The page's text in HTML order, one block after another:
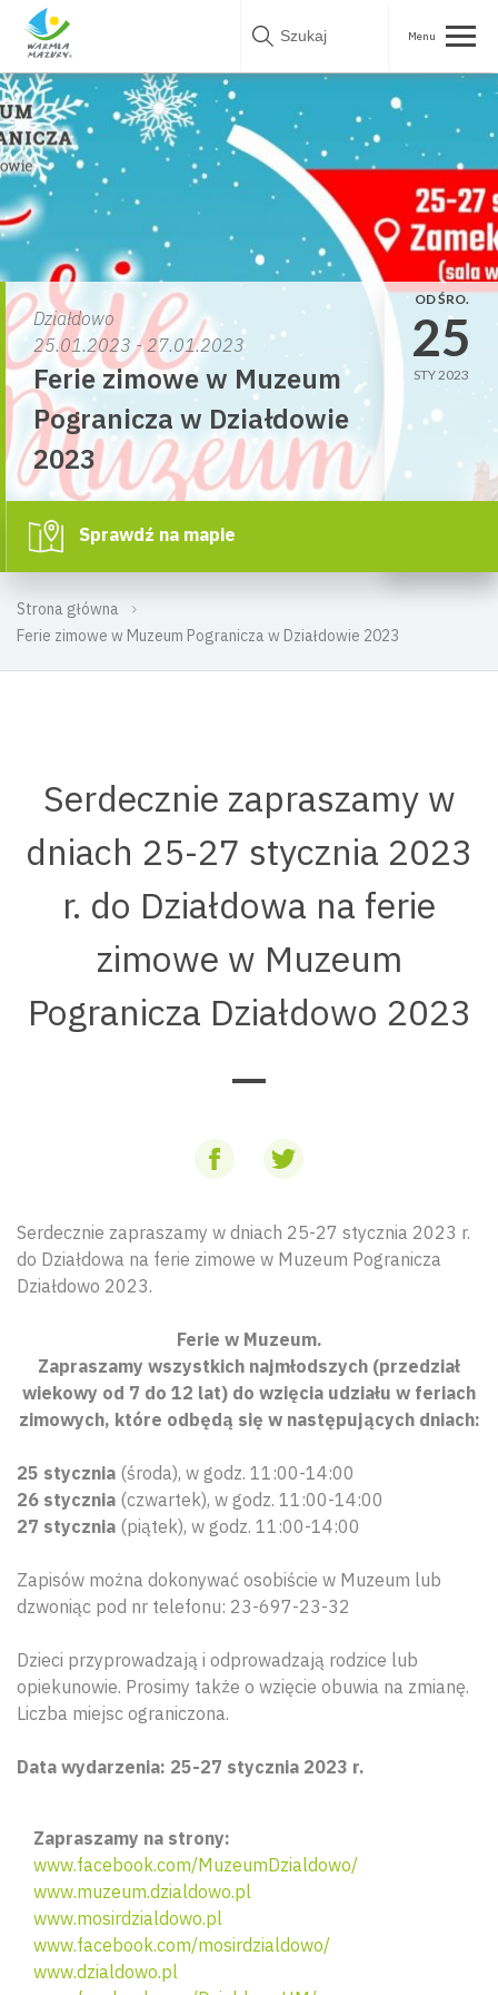
Skip
Strona główna
Ferie zimowe w Muzeum Pogranicza w Działdowie 2023
Działdowo
25.01.2023 - 27.01.2023
Ferie zimowe w Muzeum
Pogranicza w Działdowie
2023
OD ŚRO.
25
STY 2023
Sprawdź na mapie
Serdecznie zapraszamy w
dniach 25-27 stycznia 2023
r. do Działdowa na ferie
zimowe w Muzeum
Pogranicza Działdowo 2023
Serdecznie zapraszamy w dniach 25-27 stycznia 2023 r.
do Działdowa na ferie zimowe w Muzeum Pogranicza
Działdowo 2023.
Ferie w Muzeum.
Zapraszamy wszystkich najmłodszych (przedział
wiekowy od 7 do 12 lat) do wzięcia udziału w feriach
zimowych, które odbędą się w następujących dniach:
25 stycznia (środa), w godz. 11:00-14:00
26 stycznia (czwartek), w godz. 11:00-14:00
27 stycznia (piątek), w godz. 11:00-14:00
Zapisów można dokonywać osobiście w Muzeum lub
dzwoniąc pod nr telefonu: 23-697-23-32
Dzieci przyprowadzają i odprowadzają rodzice lub
opiekunowie. Prosimy także o wzięcie obuwia na zmianę.
Liczba miejsc ograniczona.
Data wydarzenia: 25-27 stycznia 2023 r.
Zapraszamy na strony:
www.facebook.com/MuzeumDzialdowo/
www.muzeum.dzialdowo.pl
www.mosirdzialdowo.pl
www.facebook.com/mosirdzialdowo/
www.dzialdowo.pl